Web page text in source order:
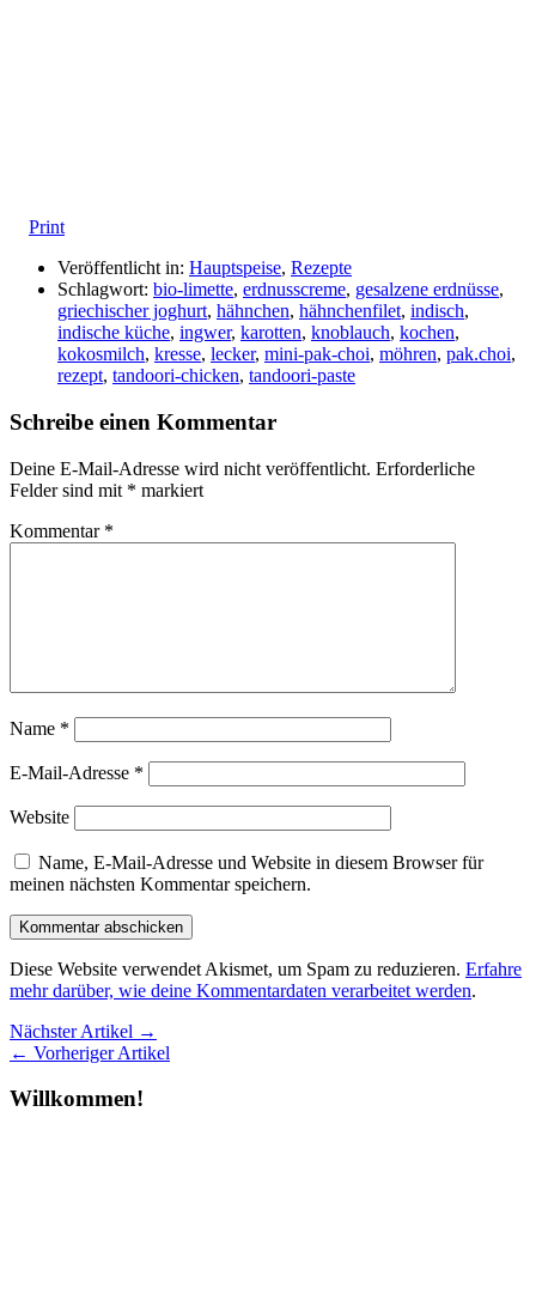
Print
Veröffentlicht in: Hauptspeise, Rezepte
Schlagwort: bio-limette, erdnusscreme, gesalzene erdnüsse,
griechischer joghurt, hähnchen, hähnchenfilet, indisch,
indische küche, ingwer, karotten, knoblauch, kochen,
kokosmilch, kresse, lecker, mini-pak-choi, möhren, pak.choi,
rezept, tandoori-chicken, tandoori-paste
Schreibe einen Kommentar
Deine E-Mail-Adresse wird nicht veröffentlicht. Erforderliche
Felder sind mit * markiert
Kommentar *
Name *
E-Mail-Adresse *
Website
Name, E-Mail-Adresse und Website in diesem Browser für
meinen nächsten Kommentar speichern.
Diese Website verwendet Akismet, um Spam zu reduzieren. Erfahre
mehr darüber, wie deine Kommentardaten verarbeitet werden.
Nächster Artikel →
← Vorheriger Artikel
Willkommen!